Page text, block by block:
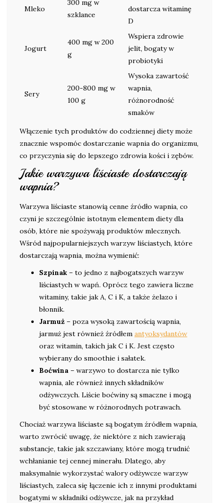
Mleko
300 mg w
szklance
dostarcza witaminę
D
Jogurt
400 mg w 200
g
Wspiera zdrowie
jelit, bogaty w
probiotyki
Sery
200-800 mg w
100 g
Wysoka zawartość
wapnia,
różnorodność
smaków
Włączenie tych produktów do codziennej diety może
znacznie wspomóc dostarczanie wapnia do organizmu,
co przyczynia się do lepszego zdrowia kości i zębów.
Jakie warzywa liściaste dostarczają
wapnia?
Warzywa liściaste stanowią cenne źródło wapnia, co
czyni je szczególnie istotnym elementem diety dla
osób, które nie spożywają produktów mlecznych.
Wśród najpopularniejszych warzyw liściastych, które
dostarczają wapnia, można wymienić:
Szpinak – to jedno z najbogatszych warzyw
liściastych w wapń. Oprócz tego zawiera liczne
witaminy, takie jak A, C i K, a także żelazo i
błonnik.
Jarmuż – poza wysoką zawartością wapnia,
jarmuż jest również źródłem antyoksydantów
oraz witamin, takich jak C i K. Jest często
wybierany do smoothie i sałatek.
Boćwina – warzywo to dostarcza nie tylko
wapnia, ale również innych składników
odżywczych. Liście boćwiny są smaczne i mogą
być stosowane w różnorodnych potrawach.
Chociaż warzywa liściaste są bogatym źródłem wapnia,
warto zwrócić uwagę, że niektóre z nich zawierają
substancje, takie jak szczawiany, które mogą trudnić
wchłanianie tej cennej minerału. Dlatego, aby
maksymalnie wykorzystać walory odżywcze warzyw
liściastych, zaleca się łączenie ich z innymi produktami
bogatymi w składniki odżywcze, jak na przykład